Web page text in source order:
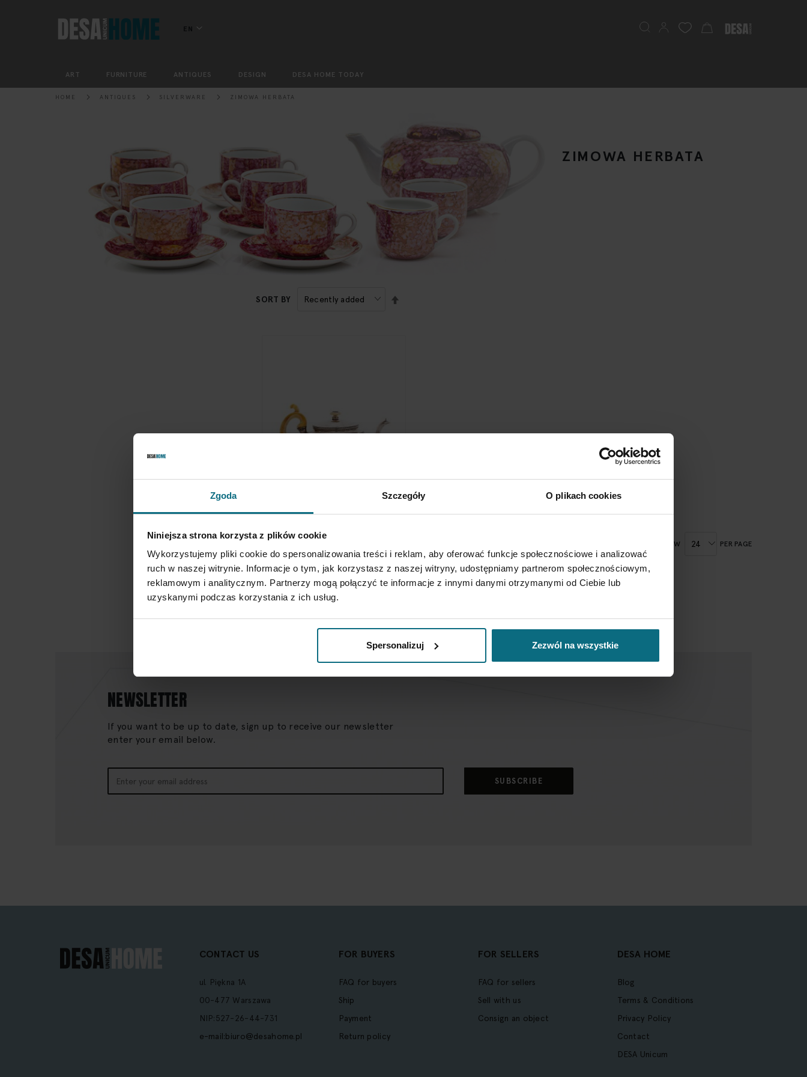
Zgoda Szczegóły O plikach cookies
Niniejsza strona korzysta z plików cookie
Wykorzystujemy pliki cookie do spersonalizowania treści i reklam, aby oferować funkcje społecznościowe i analizować
ruch w naszej witrynie. Informacje o tym, jak korzystasz z naszej witryny, udostępniamy partnerom społecznościowym,
reklamowym i analitycznym. Partnerzy mogą połączyć te informacje z innymi danymi otrzymanymi od Ciebie lub
uzyskanymi podczas korzystania z ich usług.
Spersonalizuj Zezwól na wszystkie
EN
My Cart
Search
ART FURNITURE ANTIQUES DESIGN DESA HOME TODAY
HOME ANTIQUES SILVERWARE ZIMOWA HERBATA
ZIMOWA HERBATA
SORT BY
SHOW PER PAGE
NEWSLETTER
If you want to be up to date, sign up to receive our newsletter
enter your email below.
Up
SUBSCRIBE
CONTACT US
ul. Piękna 1A
00-477 Warszawa
NIP:527-26-44-731
e-mail:biuro@desahome.pl
FOR BUYERS
FAQ for buyers
Ship
Payment
Return policy
FOR SELLERS
FAQ for sellers
Sell with us
Consign an object
DESA HOME
Blog
Terms & Conditions
Privacy Policy
Contact
DESA Unicum